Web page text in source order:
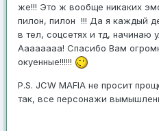
же!!! Это ж вообще никаких
пилон, пилон !!! Да я каждый
в тел, соцсетях и тд, начинаю
Аааааааа! Спасибо Вам
окуенные!!!!!!
P.S. JCW MAFIA не просит
так, все персонажи